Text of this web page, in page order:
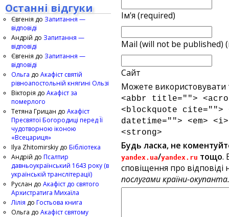
Ім'я (required)
Mail (will not be published)
Сайт
Можете використовувати
<abbr title="">
<blockquote cite="">
datetime=""> <em>
<strong>
Будь ласка, не
yandex.ua/yandex.ru тощо.
сповіщення про відповіді
послугами країни-
Останні відгуки
Євгенія до Запитання —
відповіді
Андрій до Запитання —
відповіді
Євгенія до Запитання —
відповіді
Ольга до Акафіст святій
рівноапостольній княгині Ользі
Вікторія до Акафіст за
померлого
Тетяна Грицан до Акафіст
Пресвятої Богородиці перед Її
чудотворною іконою
«Всецариця»
Ilya Zhitomirskiy до Бібліотека
Андрій до Псалтир
давньоукраїнський 1643 року (в
українській транслітерації)
Руслан до Акафіст до святого
Архистратига Михаїла
Лілія до Гостьова книга
Ольга до Акафіст святому